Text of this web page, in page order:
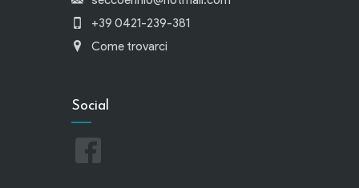
+39 0421-239-381
Come trovarci
Social